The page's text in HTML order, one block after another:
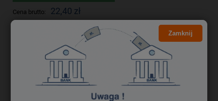
Cena brutto: 22,40 zł
do koszyka
dodaj do przechowalni
Zamknij